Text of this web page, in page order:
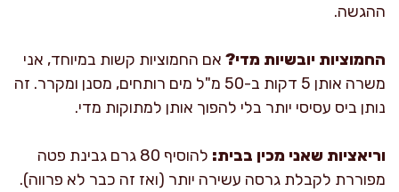
ההגשה.
החמוציות יובשיות מדי? אם החמוציות קשות במיוחד, אני
משרה אותן 5 דקות ב-50 מ"ל מים רותחים, מסנן ומקרר. זה
נותן ביס עסיסי יותר בלי להפוך אותן למתוקות מדי.
וריאציות שאני מכין בבית:
להוסיף 80 גרם גבינת פטה
מפוררת לקבלת גרסה עשירה יותר (ואז זה כבר לא פרווה).